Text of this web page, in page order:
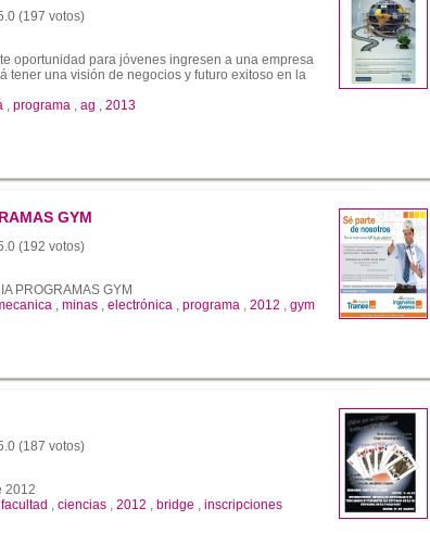
(197 votos)
oportunidad para jóvenes ingresen a una empresa
tener una visión de negocios y futuro exitoso en la
, programa , ag , 2013
GYM
(192 votos)
PROGRAMAS GYM
, minas , electrónica , programa , 2012 , gym
(187 votos)
2012
facultad , ciencias , 2012 , bridge , inscripciones